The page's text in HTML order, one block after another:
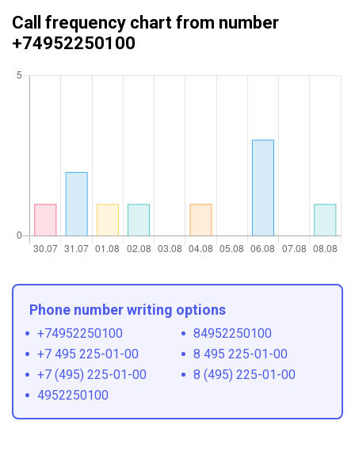
Call frequency chart from number
+74952250100
Phone number writing options
+74952250100
84952250100
+7 495 225-01-00
8 495 225-01-00
+7 (495) 225-01-00
8 (495) 225-01-00
4952250100